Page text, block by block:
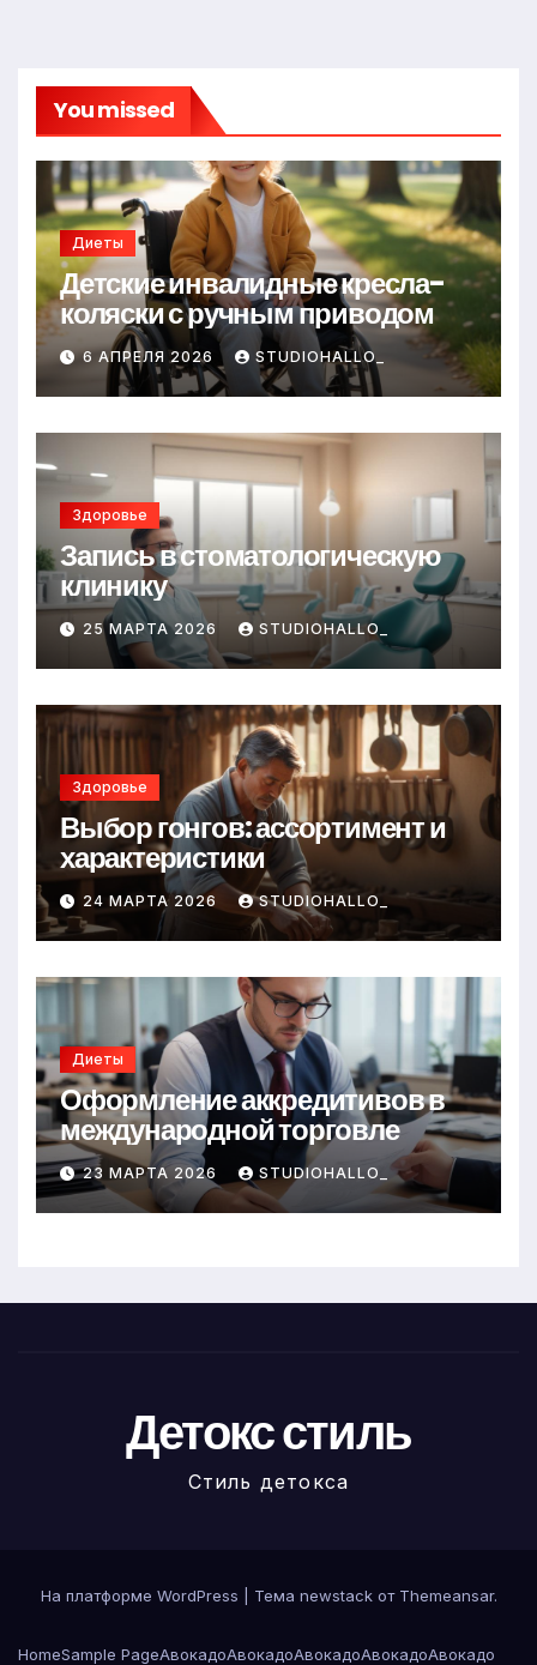
You missed
Диеты
Детские инвалидные кресла-
коляски с ручным приводом
6 АПРЕЛЯ 2026 STUDIOHALLO_
Здоровье
Запись в стоматологическую
клинику
25 МАРТА 2026 STUDIOHALLO_
Здоровье
Выбор гонгов: ассортимент и
характеристики
24 МАРТА 2026 STUDIOHALLO_
Диеты
Оформление аккредитивов в
международной торговле
23 МАРТА 2026 STUDIOHALLO_
Детокс стиль
Стиль детокса
На платформе WordPress Тема newstack от Themeansar.
HomeSample PageАвокадоАвокадоАвокадоАвокадоАвокадо